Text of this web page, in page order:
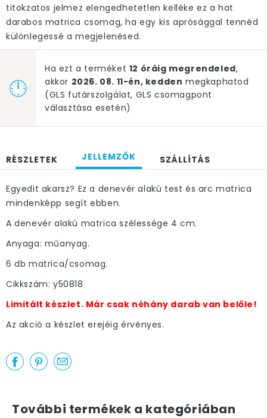
titokzatos jelmez elengedhetetlen kelléke ez a hat
darabos matrica csomag, ha egy kis aprósággal tennéd
különlegessé a megjelenésed.
Ha ezt a terméket 12 óráig megrendeled,
akkor 2026. 08. 11-én, kedden megkaphatod
(GLS futárszolgálat, GLS csomagpont
választása esetén)
RÉSZLETEK JELLEMZŐK SZÁLLÍTÁS
Egyedit akarsz? Ez a denevér alakú test és arc matrica
mindenképp segít ebben.
A denevér alakú matrica szélessége 4 cm.
Anyaga: műanyag.
6 db matrica/csomag.
Cikkszám: y50818
Limitált készlet. Már csak néhány darab van belőle!
Az akció a készlet erejéig érvényes.
További termékek a kategóriában